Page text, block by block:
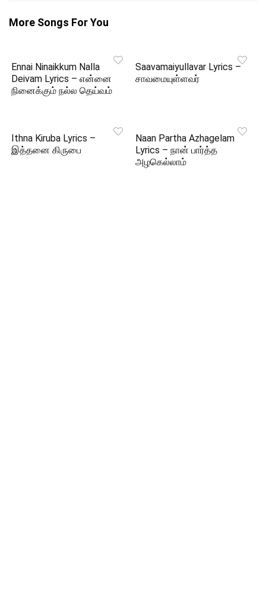
More Songs For You
Ennai Ninaikkum Nalla
Deivam Lyrics – என்னை
நினைக்கும் நல்ல தெய்வம்
Saavamaiyullavar Lyrics –
சாவமையுள்ளவர்
Ithna Kiruba Lyrics –
இத்தனை கிருபை
Naan Partha Azhagelam
Lyrics – நான் பார்த்த
அழகெல்லாம்